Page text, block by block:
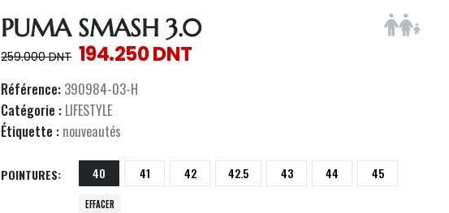
PUMA SMASH 3.0
259.000DNT 194.250DNT
Référence: 390984-03-H
Catégorie : LIFESTYLE
Étiquette : nouveautés
POINTURES 40 41 42 42.5 43 44 45
EFFACER